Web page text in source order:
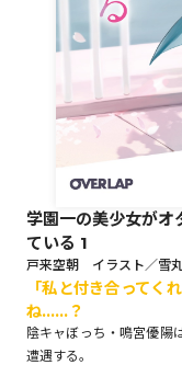
学園一の美少女がオ
ている 1
戸来空朝 イラスト／雪
「私と付き合ってく
ね……？
陰キャぼっち・鳴宮優陽
遭遇する。